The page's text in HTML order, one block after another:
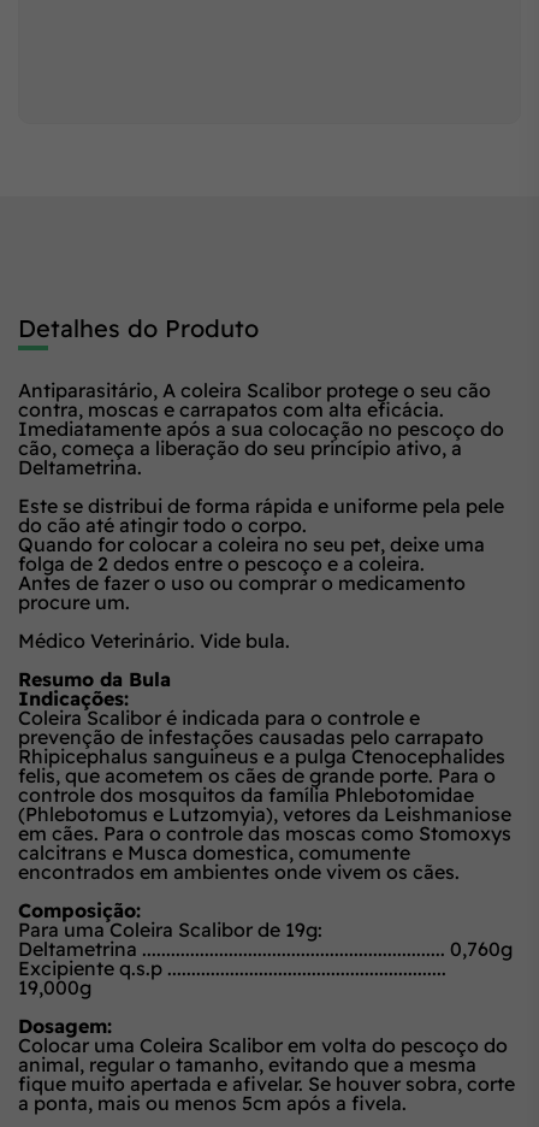
Detalhes do Produto
Antiparasitário, A coleira Scalibor protege o seu cão
contra, moscas e carrapatos com alta eficácia.
Imediatamente após a sua colocação no pescoço do
cão, começa a liberação do seu princípio ativo, a
Deltametrina.
Este se distribui de forma rápida e uniforme pela pele
do cão até atingir todo o corpo.
Quando for colocar a coleira no seu pet, deixe uma
folga de 2 dedos entre o pescoço e a coleira.
Antes de fazer o uso ou comprar o medicamento
procure um.
Médico Veterinário. Vide bula.
Resumo da Bula
Indicações:
Coleira Scalibor é indicada para o controle e
prevenção de infestações causadas pelo carrapato
Rhipicephalus sanguineus e a pulga Ctenocephalides
felis, que acometem os cães de grande porte. Para o
controle dos mosquitos da família Phlebotomidae
(Phlebotomus e Lutzomyia), vetores da Leishmaniose
em cães. Para o controle das moscas como Stomoxys
calcitrans e Musca domestica, comumente
encontrados em ambientes onde vivem os cães.
Composição:
Para uma Coleira Scalibor de 19g:
Deltametrina ............................................................... 0,760g
Excipiente q.s.p ..........................................................
19,000g
Dosagem:
Colocar uma Coleira Scalibor em volta do pescoço do
animal, regular o tamanho, evitando que a mesma
fique muito apertada e afivelar. Se houver sobra, corte
a ponta, mais ou menos 5cm após a fivela.